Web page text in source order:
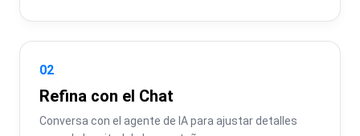
02
Refina con el Chat
Conversa con el agente de IA para ajustar detalles